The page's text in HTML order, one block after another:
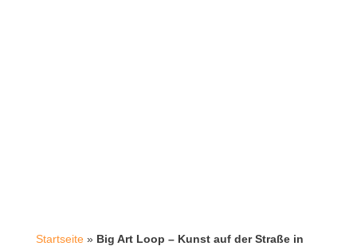
Startseite» Big Art Loop – Kunst auf der Straße in